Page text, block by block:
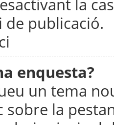
la
publicació.
enquesta?
un tema
la